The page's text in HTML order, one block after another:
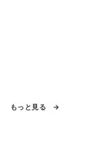
もっと見る